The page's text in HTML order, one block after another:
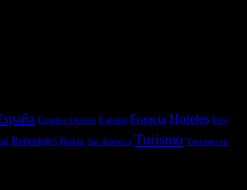
Estados Unidos Europa Francia Hoteles Illes
Reportajes Rutas Sur América Turismo Turismo en